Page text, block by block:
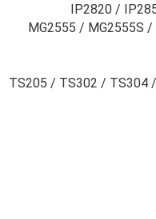
IP2820 /
MG2555 / MG2555S
TS205 / TS302 / TS304